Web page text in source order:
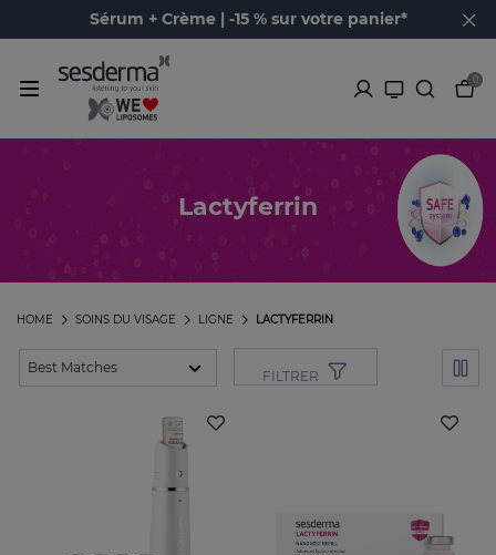
Sérum + Crème | -15 % sur votre panier*
0
Lactyferrin
LACTYFERRIN
LIGNE
SOINS DU VISAGE
HOME
FILTRER